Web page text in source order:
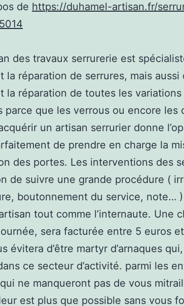
de https://duhamel-artisan.fr/
des travaux serrurerie est
la réparation de serrures, mais aussi
la réparation de toutes les
parce que les verrous ou encore les
un artisan serrurier donne
de prendre en charge la
des portes. Les interventions des
de suivre une grande procédure (
boutonnement du service, note…
tout comme l’internaute. Une
sera facturée entre 5 euros
évitera d’être martyr d’arnaques
ce secteur d’activité. parmi les
ne manqueront pas de vous
est plus que possible sans vous